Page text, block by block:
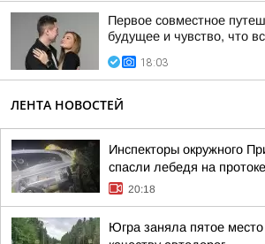
Первое совместное
будущее и чувство, что
18:03
ЛЕНТА НОВОСТЕЙ
Инспекторы окружного
спасли лебедя на
20:18
Югра заняла пятое